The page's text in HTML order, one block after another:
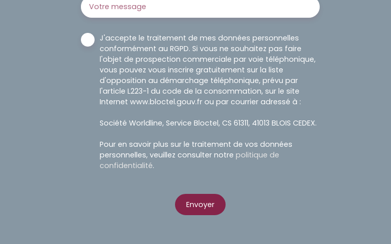
Votre message
J'accepte le traitement de mes données personnelles
conformément au RGPD. Si vous ne souhaitez pas faire
l'objet de prospection commerciale par voie téléphonique,
vous pouvez vous inscrire gratuitement sur la liste
d'opposition au démarchage téléphonique, prévu par
l'article L223-1 du code de la consommation, sur le site
Internet www.bloctel.gouv.fr ou par courrier adressé à :
Société Worldline, Service Bloctel, CS 61311, 41013 BLOIS CEDEX.
Pour en savoir plus sur le traitement de vos données
personnelles, veuillez consulter notre politique de
confidentialité.
Envoyer